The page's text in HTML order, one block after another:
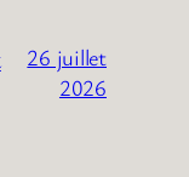
26 juillet
2026